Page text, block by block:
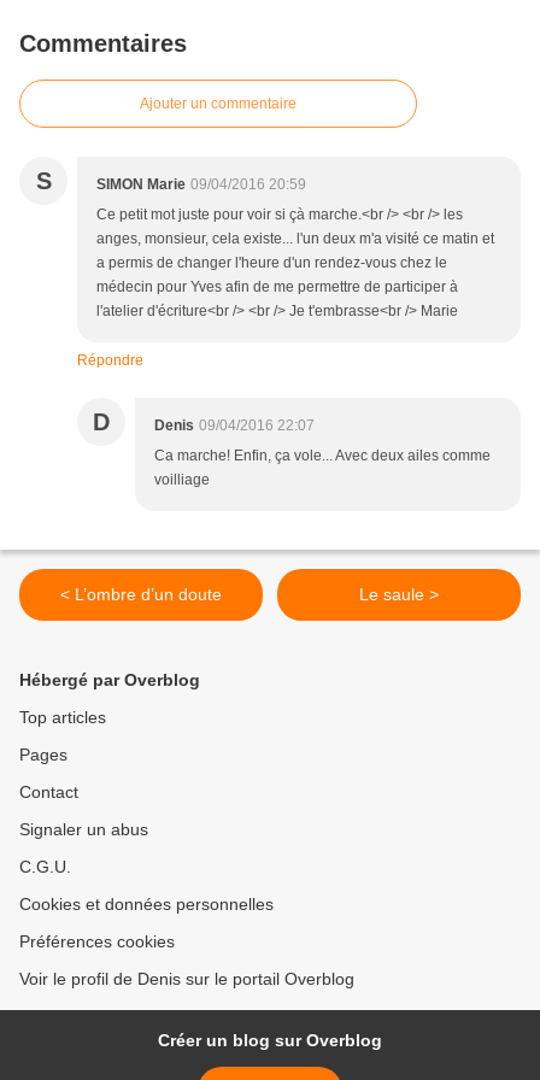
Commentaires
Ajouter un commentaire
S SIMON Marie 09/04/2016 20:59
Ce petit mot juste pour voir si çà marche.<br /> <br /> les
anges, monsieur, cela existe... l'un deux m'a visité ce matin et
a permis de changer l'heure d'un rendez-vous chez le
médecin pour Yves afin de me permettre de participer à
l'atelier d'écriture<br /> <br /> Je t'embrasse<br /> Marie
Répondre
D Denis 09/04/2016 22:07
Ca marche! Enfin, ça vole... Avec deux ailes comme
voilliage
< L’ombre d’un doute Le saule >
Hébergé par Overblog
Top articles
Pages
Contact
Signaler un abus
C.G.U.
Cookies et données personnelles
Préférences cookies
Voir le profil de Denis sur le portail Overblog
Créer un blog sur Overblog